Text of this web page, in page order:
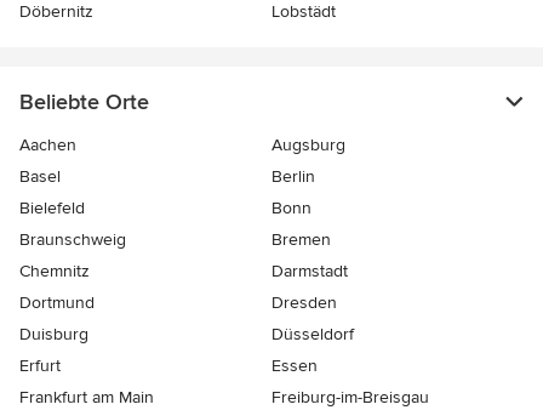
Döbernitz
Lobstädt
Beliebte Orte
Aachen
Augsburg
Basel
Berlin
Bielefeld
Bonn
Braunschweig
Bremen
Chemnitz
Darmstadt
Dortmund
Dresden
Duisburg
Düsseldorf
Erfurt
Essen
Frankfurt am Main
Freiburg-im-Breisgau